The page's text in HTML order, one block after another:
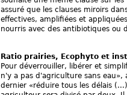
assuré que les clauses miroirs
effectives, amplifiées et
nourris avec des antibiotiques ou
Ratio prairies, Ecophyto et
Pour déverrouiller, libérer et
n'y a pas d'agriculture sans
dernier «réduire tous les délais